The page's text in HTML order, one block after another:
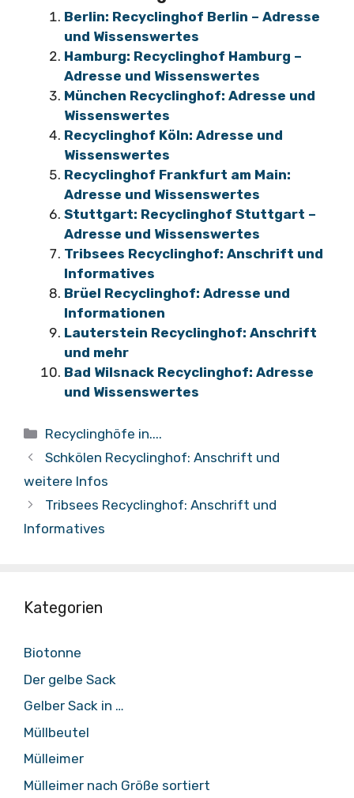
Berlin: Recyclinghof Berlin – Adresse
und Wissenswertes
Hamburg: Recyclinghof Hamburg –
Adresse und Wissenswertes
München Recyclinghof: Adresse und
Wissenswertes
Recyclinghof Köln: Adresse und
Wissenswertes
Recyclinghof Frankfurt am Main:
Adresse und Wissenswertes
Stuttgart: Recyclinghof Stuttgart –
Adresse und Wissenswertes
Tribsees Recyclinghof: Anschrift und
Informatives
Brüel Recyclinghof: Adresse und
Informationen
Lauterstein Recyclinghof: Anschrift
und mehr
Bad Wilsnack Recyclinghof: Adresse
und Wissenswertes
Kategorien
Recyclinghöfe in....
Schkölen Recyclinghof: Anschrift und
weitere Infos
Tribsees Recyclinghof: Anschrift und
Informatives
Kategorien
Biotonne
Der gelbe Sack
Gelber Sack in …
Müllbeutel
Mülleimer
Mülleimer nach Größe sortiert